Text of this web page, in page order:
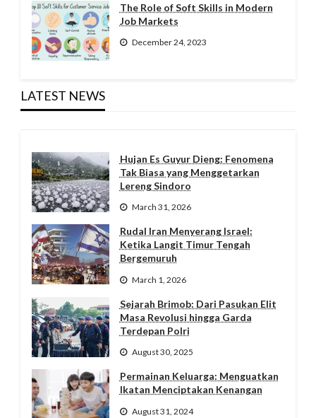
The Role of Soft Skills in Modern
Job Markets
December 24, 2023
LATEST NEWS
Hujan Es Guyur Dieng: Fenomena
Tak Biasa yang Menggetarkan
Lereng Sindoro
March 31, 2026
Rudal Iran Menyerang Israel:
Ketika Langit Timur Tengah
Bergemuruh
March 1, 2026
Sejarah Brimob: Dari Pasukan Elit
Masa Revolusi hingga Garda
Terdepan Polri
August 30, 2025
Permainan Keluarga: Menguatkan
Ikatan Menciptakan Kenangan
August 31, 2024